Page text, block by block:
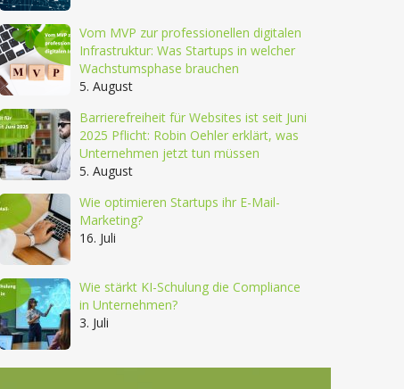
Vom MVP zur professionellen digitalen
Infrastruktur: Was Startups in welcher
Wachstumsphase brauchen
5. August
Barrierefreiheit für Websites ist seit Juni
2025 Pflicht: Robin Oehler erklärt, was
Unternehmen jetzt tun müssen
5. August
Wie optimieren Startups ihr E-Mail-
Marketing?
16. Juli
Wie stärkt KI-Schulung die Compliance
in Unternehmen?
3. Juli